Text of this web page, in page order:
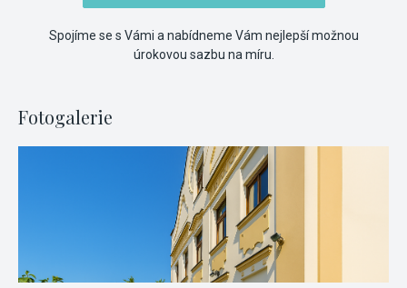
Spojíme se s Vámi a nabídneme Vám nejlepší možnou
úrokovou sazbu na míru.
Fotogalerie